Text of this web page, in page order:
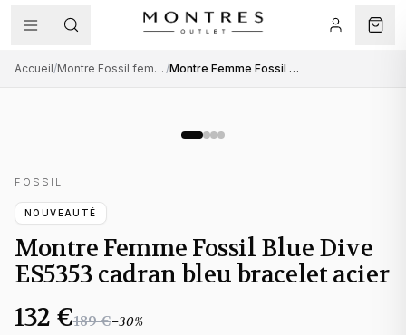
Accueil/ Montre Fossil femme / Montre Femme Fossil Blue Dive ES5353 cadran bleu bracelet acier
FOSSIL
NOUVEAUTÉ
Montre Femme Fossil Blue Dive
ES5353 cadran bleu bracelet acier
132 €189 €−30%